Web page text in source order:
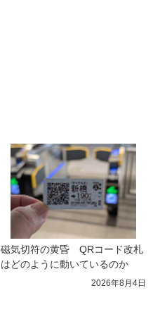
磁気切符の黄昏　QRコード改札
はどのように動いているのか
2026年8月4日